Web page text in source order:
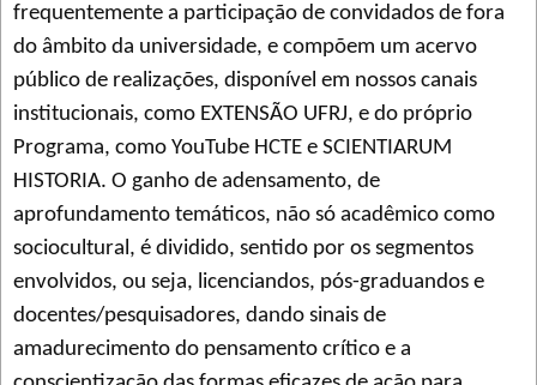
frequentemente a participação de convidados de fora
do âmbito da universidade, e compõem um acervo
público de realizações, disponível em nossos canais
institucionais, como EXTENSÃO UFRJ, e do próprio
Programa, como YouTube HCTE e SCIENTIARUM
HISTORIA. O ganho de adensamento, de
aprofundamento temáticos, não só acadêmico como
sociocultural, é dividido, sentido por os segmentos
envolvidos, ou seja, licenciandos, pós-graduandos e
docentes/pesquisadores, dando sinais de
amadurecimento do pensamento crítico e a